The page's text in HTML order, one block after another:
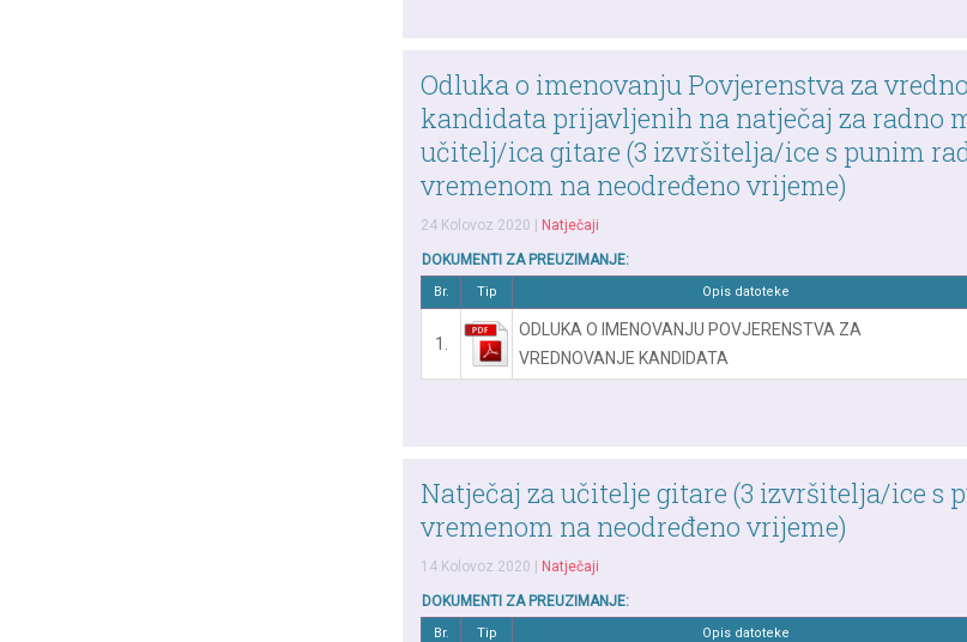
Odluka o imenovanju Povjerenstva za
kandidata prijavljenih na natječaj za radno
učitelj/ica gitare (3 izvršitelja/ice s punim
vremenom na neodređeno vrijeme)
24 Kolovoz 2020 Natječaji
DOKUMENTI ZA PREUZIMANJE:
Br. Tip Opis datoteke
1.
ODLUKA O IMENOVANJU POVJERENSTVA ZA
VREDNOVANJE KANDIDATA
Natječaj za učitelje gitare (3 izvršitelja/ice s
vremenom na neodređeno vrijeme)
14 Kolovoz 2020 Natječaji
DOKUMENTI ZA PREUZIMANJE:
Br. Tip Opis datoteke